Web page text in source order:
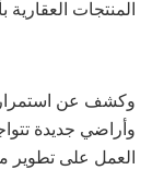
المنتجات
وكشف عن
وأراضي جديدة
العمل على تطوير